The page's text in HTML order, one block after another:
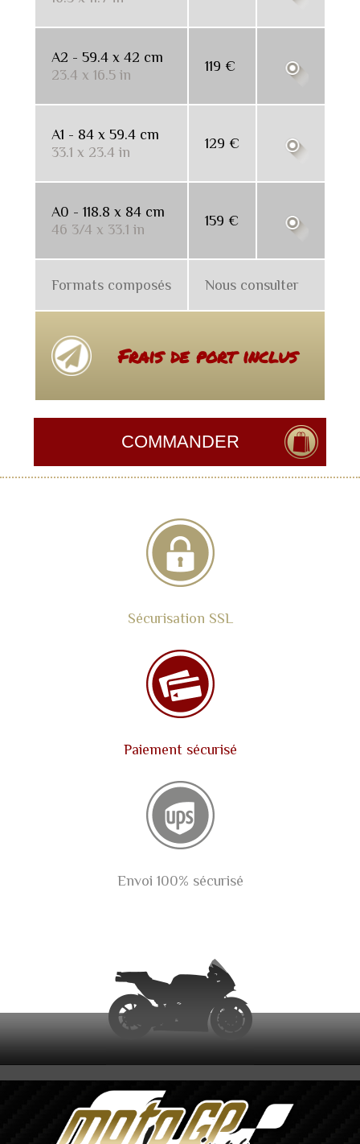
A2 - 59.4 x 42 cm
23.4 x 16.5 in
119 €
A1 - 84 x 59.4 cm
33.1 x 23.4 in
129 €
A0 - 118.8 x 84 cm
46 3/4 x 33.1 in
159 €
Formats composés Nous consulter
Frais de port inclus
Sécurisation SSL
Paiement sécurisé
Envoi 100% sécurisé